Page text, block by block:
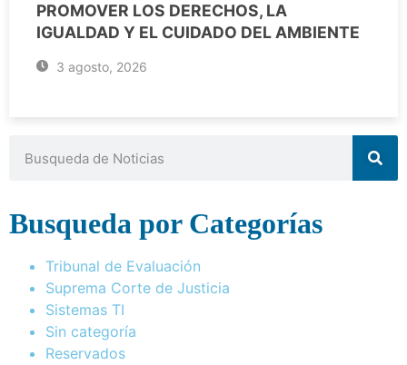
PROMOVER LOS DERECHOS, LA
IGUALDAD Y EL CUIDADO DEL AMBIENTE
3 agosto, 2026
Busqueda por Categorías
Tribunal de Evaluación
Suprema Corte de Justicia
Sistemas TI
Sin categoría
Reservados